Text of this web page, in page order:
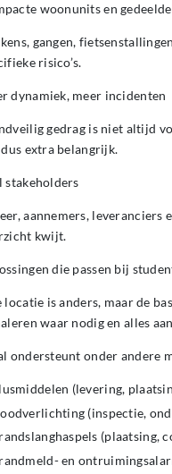
woonunits en
gangen,
risico’s.
dynamiek, meer incidenten
gedrag is niet altijd
extra belangrijk.
stakeholders
aannemers,
kwijt.
die passen bij
locatie is anders, maar de
waar nodig en alles
ondersteunt onder andere
(levering,
(inspectie,
(plaatsing,
en